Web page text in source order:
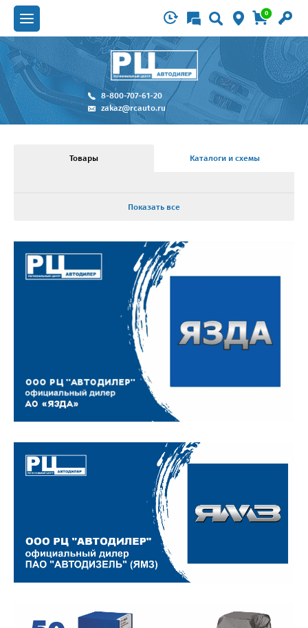
0
8-800-707-61-20
zakaz@rcauto.ru
Товары Каталоги и схемы
Показать все